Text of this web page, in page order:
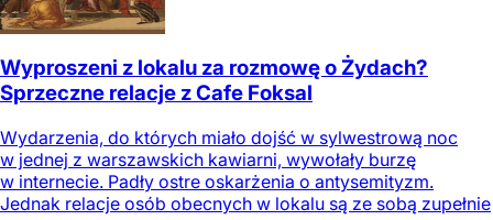
Wyproszeni z lokalu za rozmowę o Żydach?
Sprzeczne relacje z Cafe Foksal
Wydarzenia, do których miało dojść w sylwestrową noc
w jednej z warszawskich kawiarni, wywołały burzę
w internecie. Padły ostre oskarżenia o antysemityzm.
Jednak relacje osób obecnych w lokalu są ze sobą zupełnie